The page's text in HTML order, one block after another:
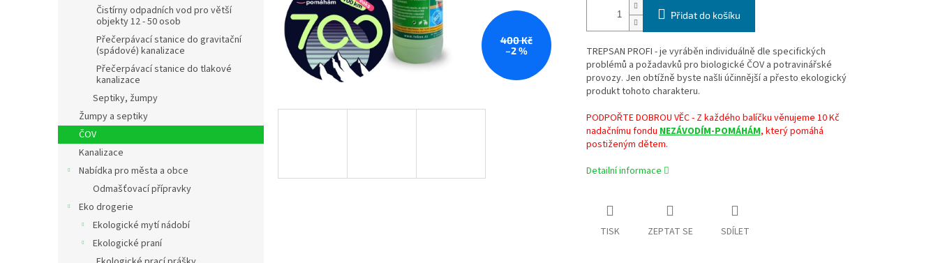
Čistírny odpadních vod pro větší
objekty 12 - 50 osob
Přečerpávací stanice do gravitační
(spádové) kanalizace
Přečerpávací stanice do tlakové
kanalizace
Septiky, žumpy
Žumpy a septiky
ČOV
Kanalizace
Nabídka pro města a obce
Odmašťovací přípravky
Eko drogerie
Ekologické mytí nádobí
Ekologické praní
400 Kč
–2 %
Přidat do košíku
TREPSAN PROFI - je vyráběn individuálně dle specifických
problémů a požadavků pro biologické ČOV a potravinářské
provozy. Jen obtížně byste našli účinnější a přesto ekologický
produkt tohoto charakteru.
PODPOŘTE DOBROU VĚC - Z každého balíčku věnujeme 10 Kč
nadačnímu fonduNEZÁVODÍM-POMÁHÁM, který pomáhá
postiženým dětem.
Detailní informace
TISK ZEPTAT SE SDÍLET